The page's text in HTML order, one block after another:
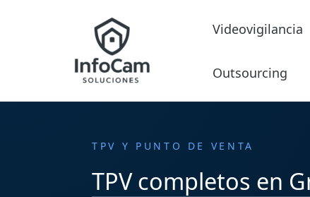
Videovigilancia
Outsourcing
TPV Y PUNTO DE VENTA
TPV completos en